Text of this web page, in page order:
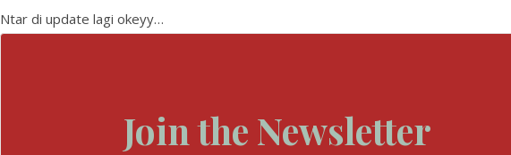
Ntar di update lagi okeyy…
Join the Newsletter